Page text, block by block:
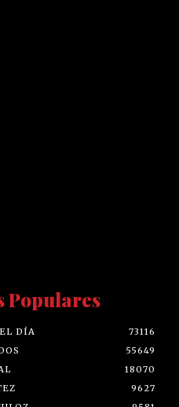
Populares
DÍA
73116
55649
18070
9627